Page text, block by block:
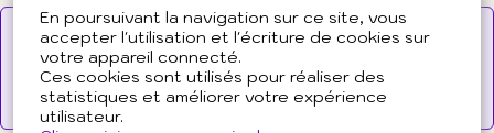
En poursuivant la navigation sur ce site, vous
accepter l'utilisation et l'écriture de cookies sur
votre appareil connecté.
Ces cookies sont utilisés pour réaliser des
statistiques et améliorer votre expérience
utilisateur.
Vous êtes praticien ?
Vous souhaitez en savoir plus sur la tribu Chepakee
?
Pourquoi et comment adhérer ?